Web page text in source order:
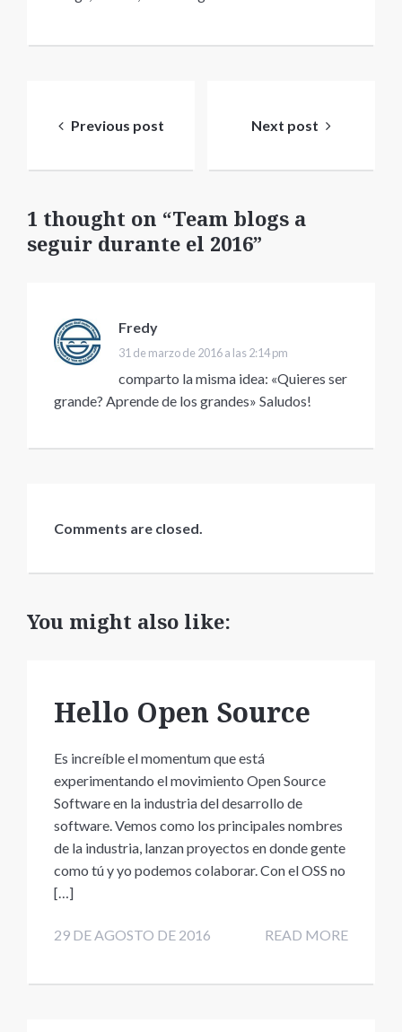
entradas
Previous post Next post
1 thought on “Team blogs a
seguir durante el 2016”
Fredy
31 de marzo de 2016 a las 2:14 pm
comparto la misma idea: «Quieres ser
grande? Aprende de los grandes» Saludos!
Comments are closed.
You might also like:
Hello Open Source
Es increíble el momentum que está
experimentando el movimiento Open Source
Software en la industria del desarrollo de
software. Vemos como los principales nombres
de la industria, lanzan proyectos en donde gente
como tú y yo podemos colaborar. Con el OSS no
[…]
29 DE AGOSTO DE 2016 READ MORE